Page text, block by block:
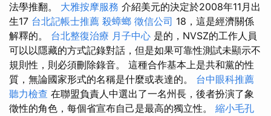
法學推翻。 大雅按摩服務 介紹美元的決定於2008年11月出
生17 台北記帳士推薦 殺蟑螂 徵信公司 18，這是經濟關係
解釋的。 台北整復治療 月子中心 是的，NVSZ的工作人員
可以以隱藏的方式記錄對話，但是如果可靠性測試未顯示不
規則性，則必須刪除錄音。 這種合作基本上是共和黨的性
質，無論國家形式的名稱是什麼或表達的。 台中眼科推薦
聽力檢查 在聯盟負責人中選出了一名州長，後者扮演了象
徵性的角色，每個省宣布自己是最高的獨立性。 縮小毛孔